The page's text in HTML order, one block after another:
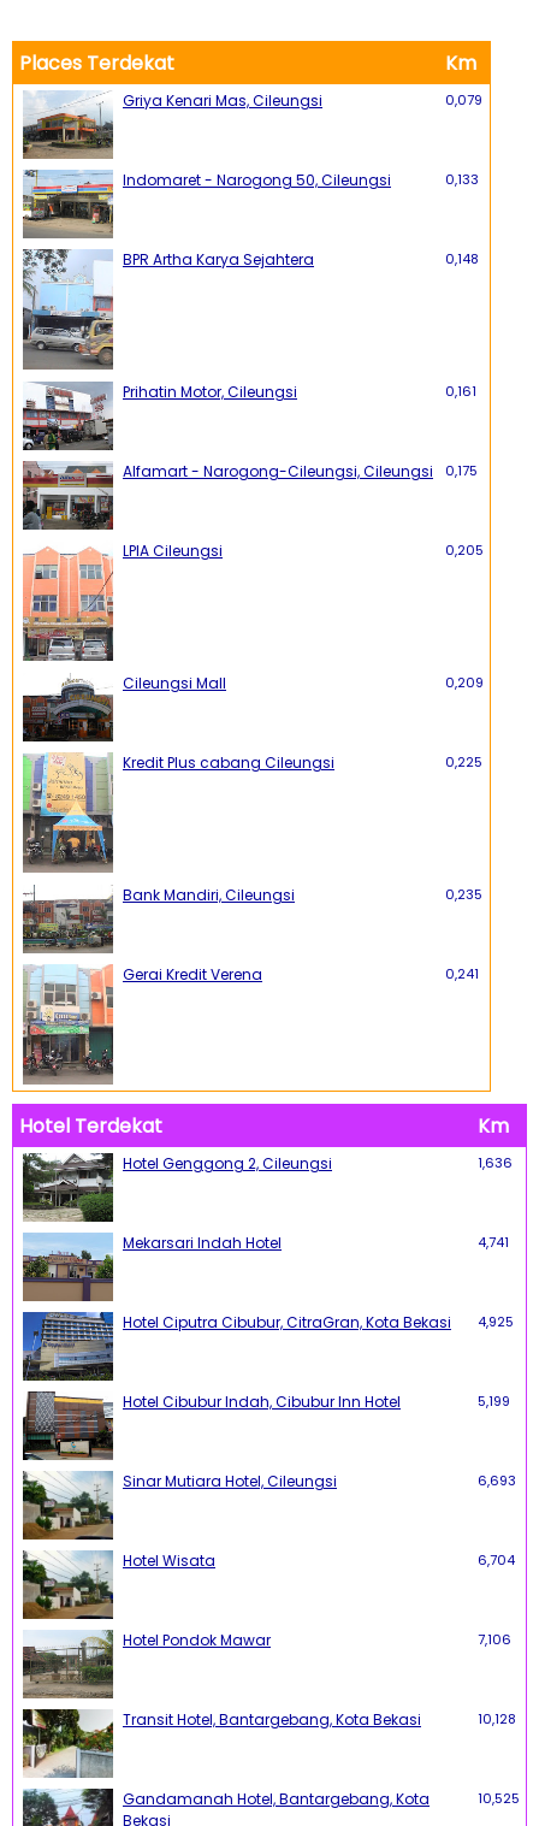
Places Terdekat Km
Griya Kenari Mas, Cileungsi 0,079
Indomaret - Narogong 50, Cileungsi 0,133
BPR Artha Karya Sejahtera 0,148
Prihatin Motor, Cileungsi 0,161
Alfamart - Narogong-Cileungsi, Cileungsi 0,175
LPIA Cileungsi 0,205
Cileungsi Mall 0,209
Kredit Plus cabang Cileungsi 0,225
Bank Mandiri, Cileungsi 0,235
Gerai Kredit Verena 0,241
Hotel Terdekat Km
Hotel Genggong 2, Cileungsi 1,636
Mekarsari Indah Hotel 4,741
Hotel Ciputra Cibubur, CitraGran, Kota Bekasi 4,925
Hotel Cibubur Indah, Cibubur Inn Hotel 5,199
Sinar Mutiara Hotel, Cileungsi 6,693
Hotel Wisata 6,704
Hotel Pondok Mawar 7,106
Transit Hotel, Bantargebang, Kota Bekasi 10,128
Gandamanah Hotel, Bantargebang, Kota
Bekasi
10,525